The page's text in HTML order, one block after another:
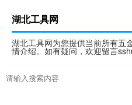
湖北工具网
湖北工具网为您提供当前所有五
情介绍。如有疑问，欢迎留言